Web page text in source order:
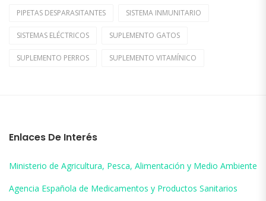
PIPETAS DESPARASITANTES SISTEMA INMUNITARIO
SISTEMAS ELÉCTRICOS SUPLEMENTO GATOS
SUPLEMENTO PERROS SUPLEMENTO VITAMÍNICO
Enlaces De Interés
Ministerio de Agricultura, Pesca, Alimentación y Medio Ambiente
Agencia Española de Medicamentos y Productos Sanitarios